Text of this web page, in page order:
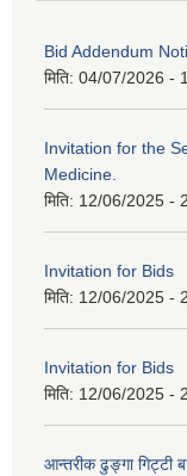
Bid Addendum
मिति: 04/07/2026 -
Invitation for the
Medicine.
मिति: 12/06/2025 -
Invitation for Bids
मिति: 12/06/2025 -
Invitation for Bids
मिति: 12/06/2025 -
आन्तरीक ढुङ्गा गिट्टी